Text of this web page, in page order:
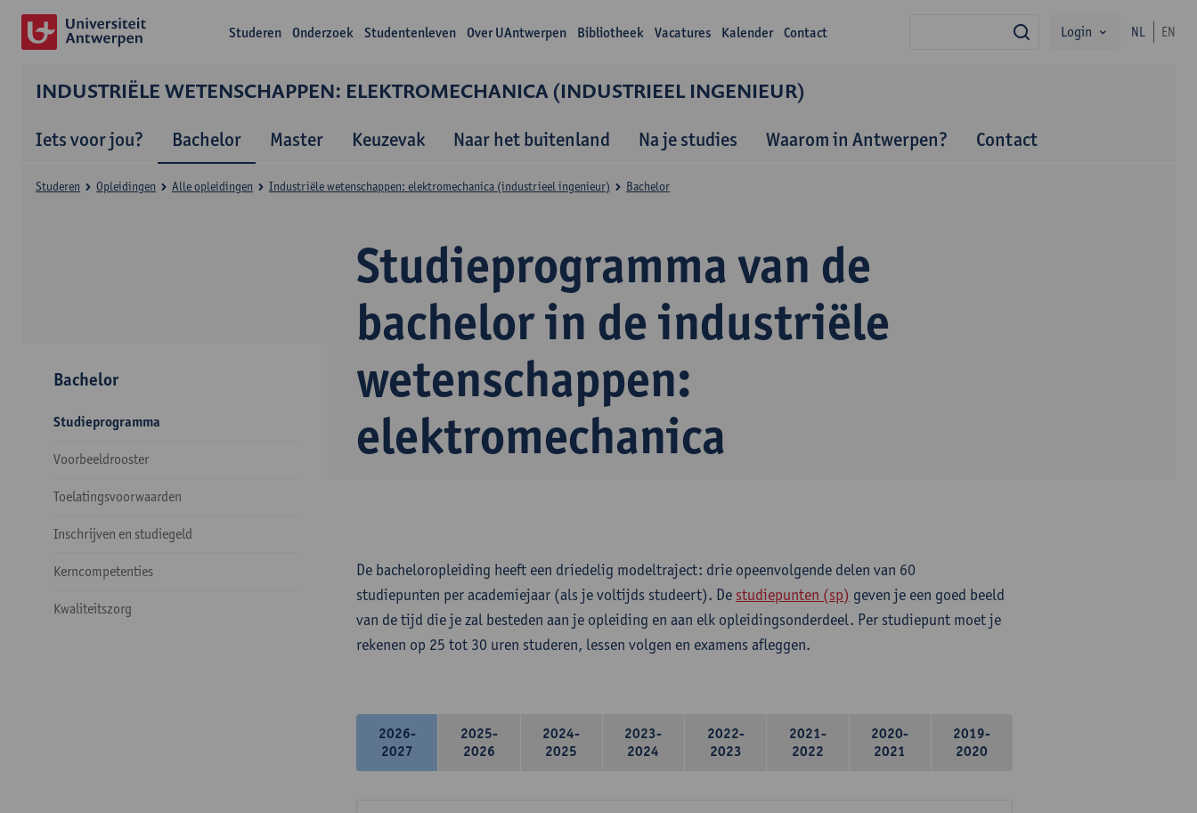
Studeren Onderzoek Studentenleven Over UAntwerpen Bibliotheek Vacatures Kalender Contact zoekLogin NL EN
INDUSTRIËLE WETENSCHAPPEN: ELEKTROMECHANICA (INDUSTRIEEL INGENIEUR)
Iets voor jou? Bachelor Master Keuzevak Naar het buitenland Na je studies Waarom in Antwerpen? Contact
Studieprogramma van de
bachelor in de industriële
wetenschappen:
elektromechanica
Studeren Opleidingen Alle opleidingen Industriële wetenschappen: elektromechanica (industrieel ingenieur) Bachelor
Bachelor
Studieprogramma
Voorbeeldrooster
Toelatingsvoorwaarden
Inschrijven en studiegeld
Kerncompetenties
Kwaliteitszorg
De bacheloropleiding heeft een driedelig modeltraject: drie opeenvolgende delen van 60
studiepunten per academiejaar (als je voltijds studeert). De studiepunten (sp) geven je een goed beeld
van de tijd die je zal besteden aan je opleiding en aan elk opleidingsonderdeel. Per studiepunt moet je
rekenen op 25 tot 30 uren studeren, lessen volgen en examens afleggen.
2026-
2027
2025-
2026
2024-
2025
2023-
2024
2022-
2023
2021-
2022
2020-
2021
2019-
2020